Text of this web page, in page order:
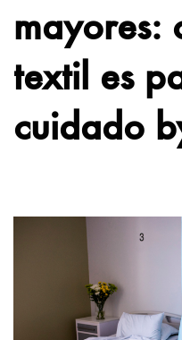
mayores:
textil es
cuidado